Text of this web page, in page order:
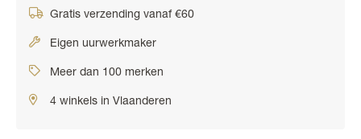
Gratis verzending vanaf €60
Eigen uurwerkmaker
Meer dan 100 merken
4 winkels in Vlaanderen